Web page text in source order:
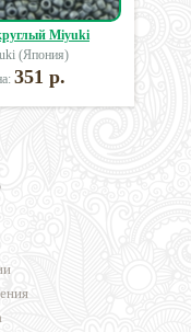
Miyuki
(Япония)
351 р.